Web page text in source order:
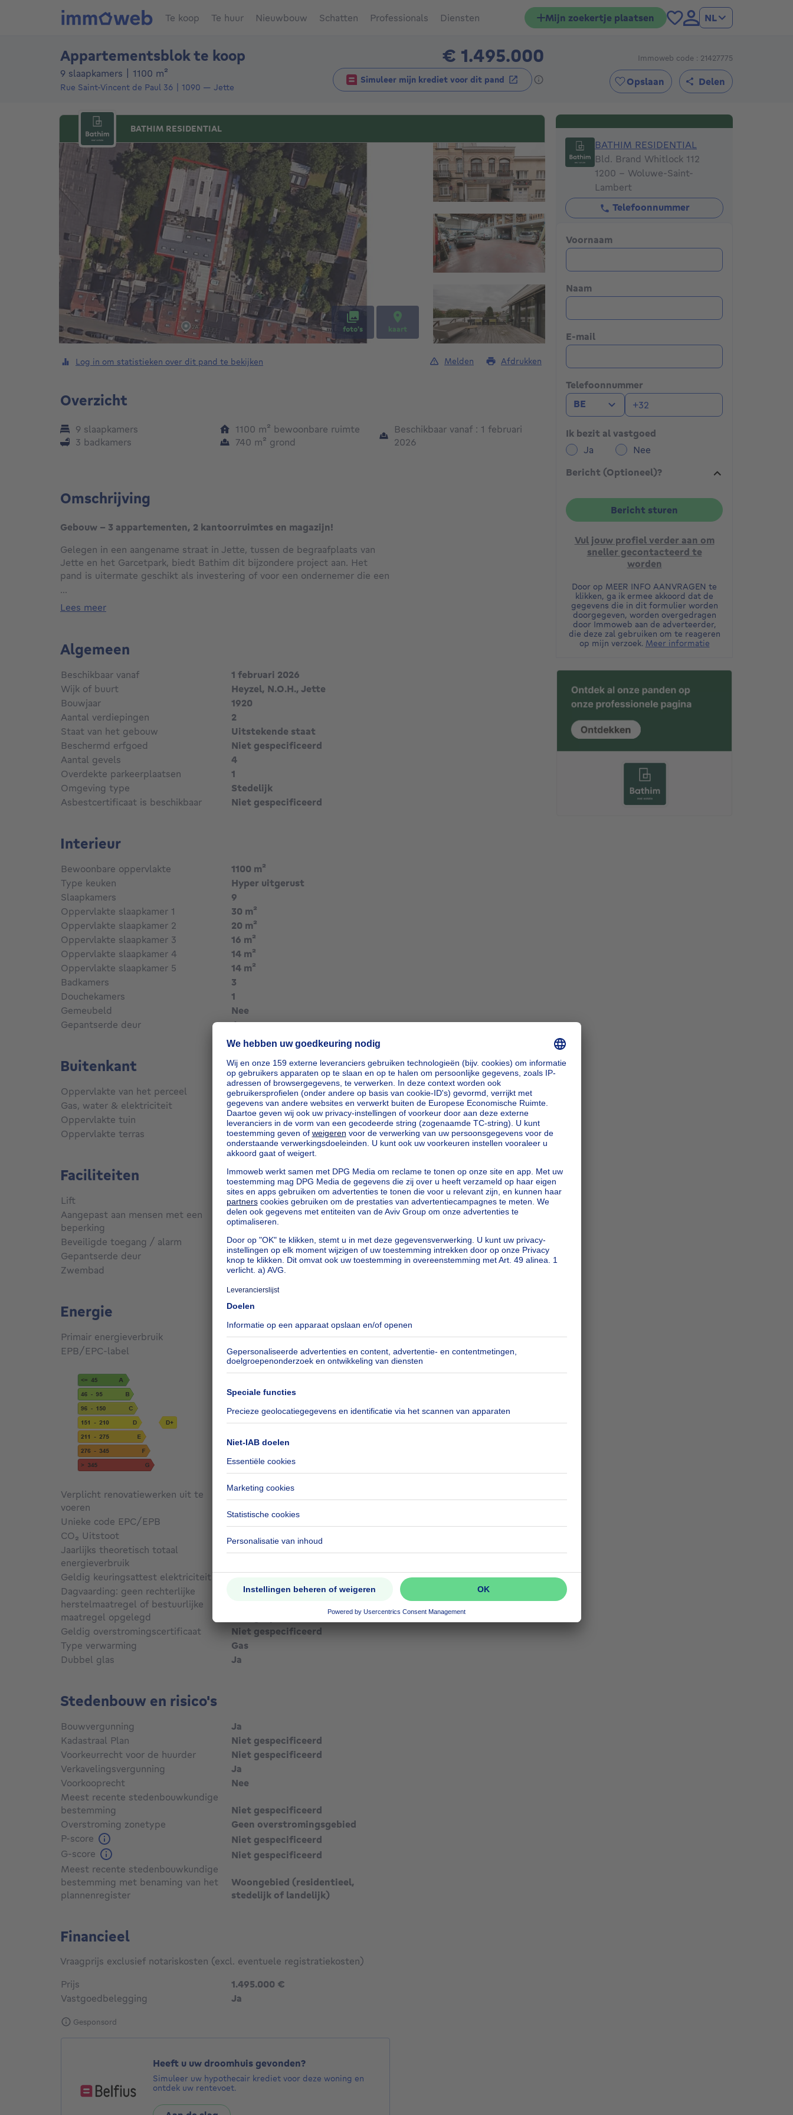
Te koop Te huur Nieuwbouw Schatten Professionals Diensten Mijn zoekertje plaatsen NL
Appartementsblok te koop € 1.495.0001495000€
9 slaapkamers 1100 m²
Rue Saint-Vincent de Paul 36 1090 — Jette
Simuleer mijn krediet voor dit pand
Immoweb code : 21427775
Opslaan Delen
BATHIM RESIDENTIAL
foto's kaart
BATHIM RESIDENTIAL
BATHIM RESIDENTIAL
Bld. Brand Whitlock 112
1200 - Woluwe-Saint-
Lambert
Telefoonnummer
Voornaam
Naam
E-mail
Telefoonnummer
BE
Ik bezit al vastgoed
Ja
Nee
Bericht (Optioneel)?
Bericht sturen
Vul jouw profiel verder aan om
sneller gecontacteerd te
worden
Door op MEER INFO AANVRAGEN te
klikken, ga ik ermee akkoord dat de
gegevens die in dit formulier worden
doorgegeven, worden overgedragen
door Immoweb aan de adverteerder,
die deze zal gebruiken om te reageren
op mijn verzoek. Meer informatie
Log in om statistieken over dit pand te bekijken Melden Afdrukken
Overzicht
9 slaapkamers
3 badkamers
1100 m² vierkante meters
bewoonbare ruimte
740 m² vierkante meters
grond
Beschikbaar vanaf : 1 februari
2026
Omschrijving
Gebouw - 3 appartementen, 2 kantoorruimtes en magazijn!
Gelegen in een aangename straat in Jette, tussen de begraafplaats van
Jette en het Garcetpark, biedt Bathim dit bijzondere project aan. Het
pand is uitermate geschikt als investering of voor een ondernemer die een
magazijn, en tegelijk inkomsten kan genereren via de verhuur van het
voorhuis.
De oprit is toegankelijk voor grote bestelwagens tot achteraan het
perceel.
Het geheel omvat:
Een voorhuis van circa 150 m², verdeeld over een duplex, met vier
slaapkamers en een terras.
Een klein kantoor van 25 m² op het gelijkvloers van het voorhuis.
Een kantoorruimte van circa 80 m² met een tuin.
Een recent gerenoveerd achterhuis in duplex van ongeveer 165 m², met
vijf slaapkamers en een terras.
Een magazijn achteraan van 360 m² met een verdieping van circa 180 m².
Contact: Jérôme – 0474 90 53 87 – jd@bathim.be
...
lees meer
Algemeen
Beschikbaar vanaf
1 februari 2026
Wijk of buurt
Heyzel, N.O.H., Jette
Bouwjaar
1920
Aantal verdiepingen
2
Staat van het gebouw
Uitstekende staat
Beschermd erfgoed
Niet gespecificeerd
Aantal gevels
4
Overdekte parkeerplaatsen
1
Omgeving type
Stedelijk
Asbestcertificaat is beschikbaar
Niet gespecificeerd
Interieur
Bewoonbare oppervlakte 1100 m²
Type keuken
Hyper uitgerust
Slaapkamers
9
Oppervlakte slaapkamer 1
30 m²
Oppervlakte slaapkamer 2
20 m²
Oppervlakte slaapkamer 3
16 m²
Oppervlakte slaapkamer 4
14 m²
Oppervlakte slaapkamer 5
14 m²
Badkamers
3
Douchekamers
1
Gemeubeld
Nee
Gepantserde deur
Ja
Buitenkant
Oppervlakte van het perceel 740m² vierkante meters
Gas, water & elektriciteit
Nee
Oppervlakte tuin
20m² vierkante meters
Oppervlakte terras
50m² vierkante meters
Faciliteiten
Lift
Nee
Aangepast aan mensen met een
beperking
Nee
Beveiligde toegang / alarm
Ja
Gepantserde deur
Ja
Zwembad
Nee
Energie
Primair energieverbruik 162kWh/m² kilowattuur per vierkante meters
EPB/EPC-label
D
Verplicht renovatiewerken uit te
voeren
Unieke code EPC/EPB
Niet gespecificeerd
CO₂ Uitstoot
32 kg CO₂/m²
Jaarlijks theoretisch totaal
energieverbruik
Geldig keuringsattest elektriciteit
Ja
Dagvaarding: geen rechterlijke
herstelmaatregel of bestuurlijke
maatregel opgelegd
Geldig overstromingscertificaat
Niet gespecificeerd
Type verwarming
Gas
Dubbel glas
Ja
Stedenbouw en risico's
Bouwvergunning
Ja
Kadastraal Plan
Niet gespecificeerd
Voorkeurrecht voor de huurder
Niet gespecificeerd
Verkavelingsvergunning
Ja
Voorkooprecht
Nee
Meest recente stedenbouwkundige
bestemming
Niet gespecificeerd
Overstroming zonetype
Geen overstromingsgebied
P-score
Niet gespecificeerd
G-score
Niet gespecificeerd
Meest recente stedenbouwkundige
bestemming met benaming van het
plannenregister
Woongebied (residentieel,
stedelijk of landelijk)
Financieel
Vraagprijs exclusief notariskosten (excl. eventuele registratiekosten)
Prijs
1.495.000 €
Vastgoedbelegging
Ja
Gesponsord
Heeft u uw droomhuis gevonden?
Simuleer uw hypothecair krediet voor deze woning en
ontdek uw rentevoet.